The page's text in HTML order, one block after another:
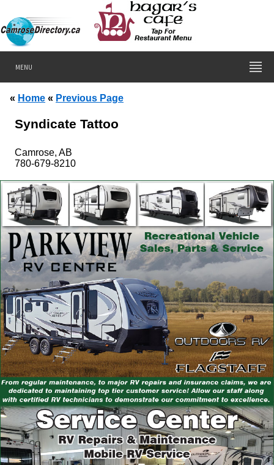
MENU
« Home « Previous Page
Syndicate Tattoo
Camrose, AB
780-679-8210